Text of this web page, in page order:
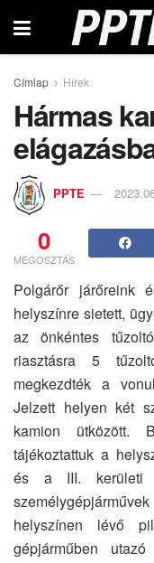
Címlap Hírek
Hármas
PPTE
0
MEGOSZTÁS
Polgárőr járőreink
helyszínre sietett,
az önkéntes
riasztásra 5
megkezdték a
Jelzett helyen két
kamion ütközött.
tájékoztattuk a
és a III. kerületi
helyszínen lévő
gépjárműben